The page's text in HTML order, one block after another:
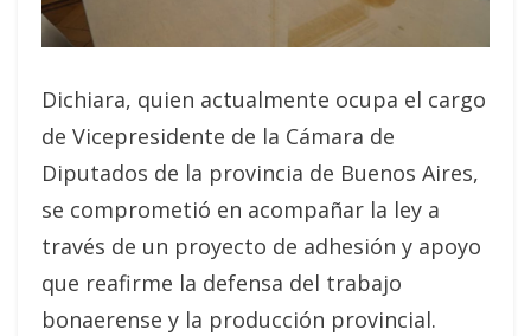
Dichiara, quien actualmente ocupa el cargo
de Vicepresidente de la Cámara de
Diputados de la provincia de Buenos Aires,
se comprometió en acompañar la ley a
través de un proyecto de adhesión y apoyo
que reafirme la defensa del trabajo
bonaerense y la producción provincial.